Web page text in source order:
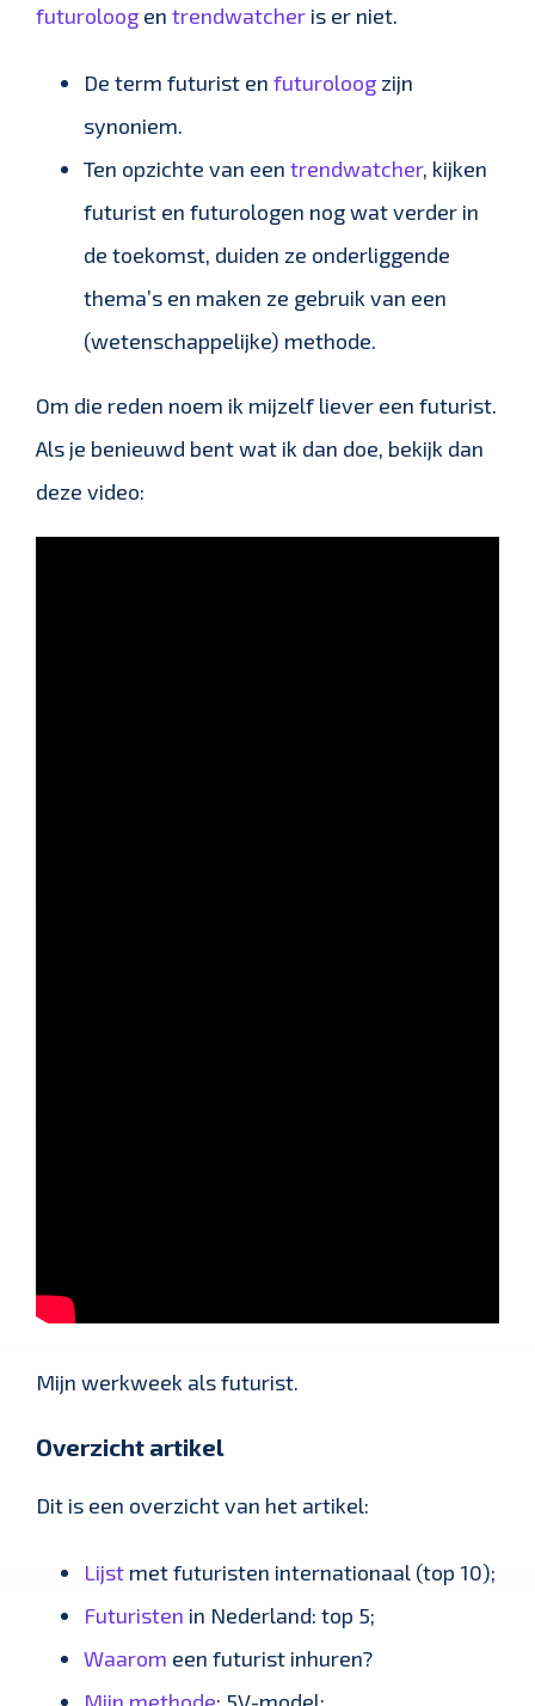
futuroloogen trendwatcheris er niet.
De term futurist en futuroloogzijn
synoniem.
Ten opzichte van een trendwatcher, kijken
futurist en futurologen nog wat verder in
de toekomst, duiden ze onderliggende
thema’s en maken ze gebruik van een
(wetenschappelijke) methode.
Om die reden noem ik mijzelf liever een futurist.
Als je benieuwd bent wat ik dan doe, bekijk dan
deze video:
Mijn werkweek als futurist.
Overzicht artikel
Dit is een overzicht van het artikel:
Lijstmet futuristen internationaal (top 10);
Futuristen in Nederland: top 5;
Waarom een futurist inhuren?